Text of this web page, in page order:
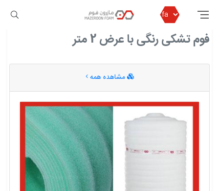
مازرون فوم فوم تشکی رنگی با عرض 2 متر
فوم تشکی رنگی با عرض 2 متر
مشاهده همه